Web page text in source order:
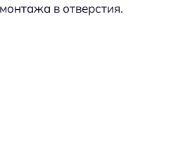
в отверстия.